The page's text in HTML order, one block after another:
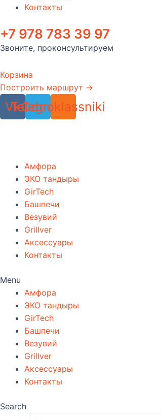
Контакты
+7 978 783 39 97
Звоните, проконсультируем
Корзина
Построить маршрут →
Vk
Telegram
Odnoklassniki
Амфора
ЭКО тандыры
GirTech
Башпечи
Везувий
Grillver
Аксессуары
Контакты
Menu
Амфора
ЭКО тандыры
GirTech
Башпечи
Везувий
Grillver
Аксессуары
Контакты
Search